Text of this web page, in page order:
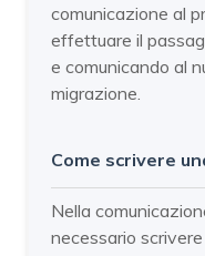
comunicazione al
effettuare il
e comunicando al
migrazione.
Come scrivere
Nella
necessario